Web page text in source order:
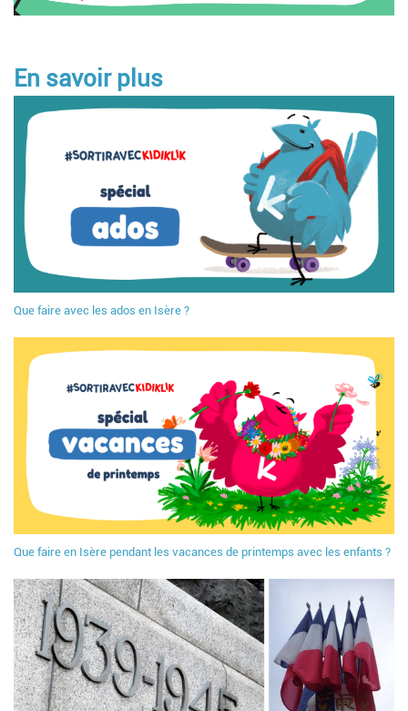
En savoir plus
Que faire avec les ados en Isère ?
Que faire en Isère pendant les vacances de printemps avec les enfants ?